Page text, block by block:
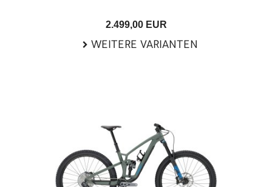
2.499,00 EUR
WEITERE VARIANTEN